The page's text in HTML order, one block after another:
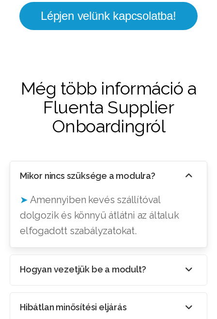
Lépjen velünk kapcsolatba!
Még több információ a
Fluenta Supplier
Onboardingról
Mikor nincs szüksége a modulra?
➤ Amennyiben kevés szállítóval
dolgozik és könnyű átlátni az általuk
elfogadott szabályzatokat.
Hogyan vezetjük be a modult?
Hibátlan minősítési eljárás